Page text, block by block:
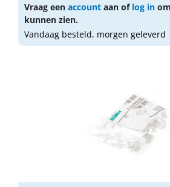
Vraag een account aan of log in
kunnen zien.
Vandaag besteld, morgen geleverd